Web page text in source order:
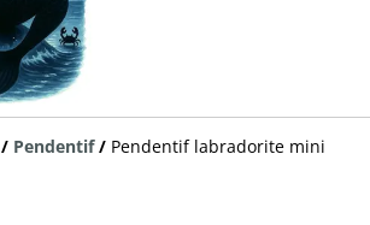
/ Pendentif / Pendentif labradorite mini